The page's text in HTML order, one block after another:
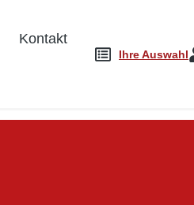
Kontakt
Ihre Auswahl